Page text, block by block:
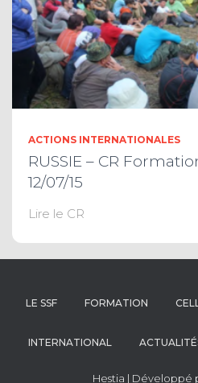
ACTIONS INTERNATIONALES
RUSSIE – CR
12/07/15
Lire le CR
LE SSF FORMATION
INTERNATIONAL
Hestia | Développé